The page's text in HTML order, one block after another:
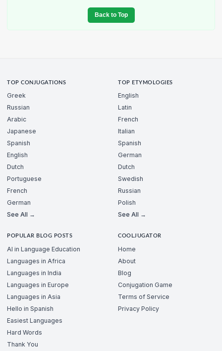
Back to Top
TOP CONJUGATIONS
Greek
Russian
Arabic
Japanese
Spanish
English
Dutch
Portuguese
French
German
See All →
TOP ETYMOLOGIES
English
Latin
French
Italian
Spanish
German
Dutch
Swedish
Russian
Polish
See All →
POPULAR BLOG POSTS
AI in Language Education
Languages in Africa
Languages in India
Languages in Europe
Languages in Asia
Hello in Spanish
Easiest Languages
Hard Words
Thank You
COOLJUGATOR
Home
About
Blog
Conjugation Game
Terms of Service
Privacy Policy